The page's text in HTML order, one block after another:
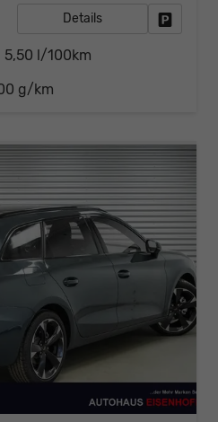
Details
5,50 l/100km
g/km